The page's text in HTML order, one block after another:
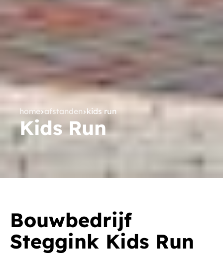
home afstanden kids run
Kids Run
Bouwbedrijf
Steggink Kids Run